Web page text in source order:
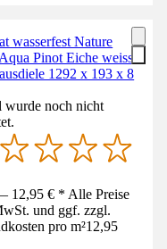
wasserfest Nature
Pinot Eiche weiss
1292 x 193 x 8
wurde noch nicht
12,95 € * Alle Preise
und ggf. zzgl.
pro m²12,95